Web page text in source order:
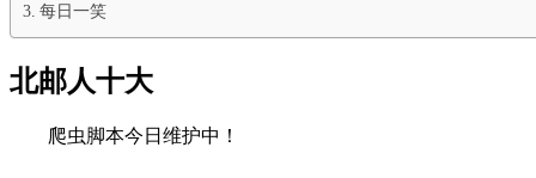
每日一笑
北邮人十大
爬虫脚本今日维护中！